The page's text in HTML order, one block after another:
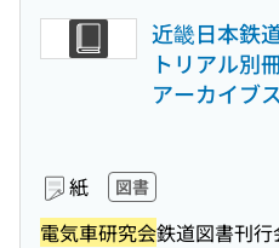
近畿日本鉄
トリアル別
アーカイブ
紙 図書
電気車研究会鉄道図書刊行